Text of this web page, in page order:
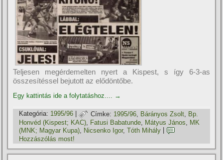
Teljesen megérdemelten nyert a Kispest, s í­gy 6-3-as
összesí­téssel bejutott az elődöntőbe.
Egy kattintás ide a folytatáshoz.... →
Kategória: 1995/96 | Címke: 1995/96 Bárányos Zsolt Bp.
Honvéd (Kispest; KAC), Fatusi Babatunde, Mátyus János, MK
(MNK; Magyar Kupa) Nicsenko Igor,Tóth Mihály
Hozzászólás most!